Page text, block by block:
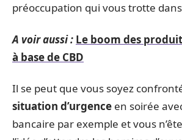
préoccupation qui vous trotte dans
A voir aussi : Le boom des
à base de CBD
Il se peut que vous soyez
situation d’urgence en soirée
bancaire par exemple et vous